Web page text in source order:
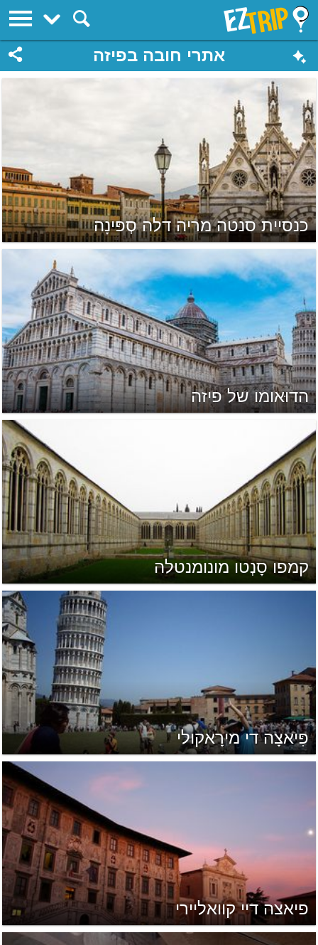
EZTrip
אתרי חובה בפיזה
כנסיית סנטה מריה דלה סְפּינָה
הדוּאומו של פיזה
קמפו סָנְטו מונומנטלה
פִּיאצָה די מירָאקולי
פיאצה דיי קוואליירי